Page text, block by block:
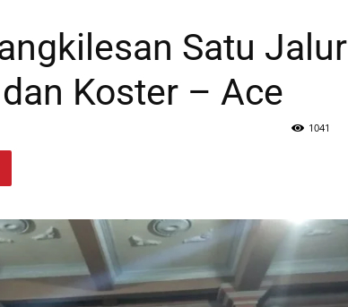
Satu Jalur
Koster – Ace
1041